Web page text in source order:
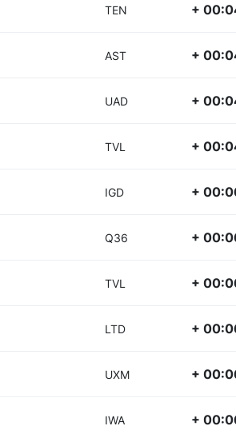
TEN +
AST +
UAD +
TVL +
IGD +
Q36 +
TVL +
LTD +
UXM +
IWA +